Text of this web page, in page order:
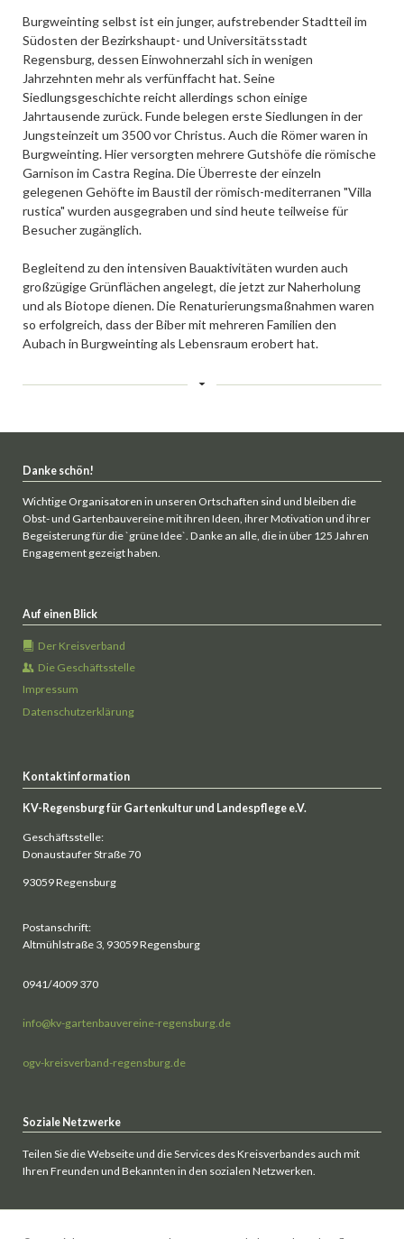
Burgweinting selbst ist ein junger, aufstrebender Stadtteil im
Südosten der Bezirkshaupt- und Universitätsstadt
Regensburg, dessen Einwohnerzahl sich in wenigen
Jahrzehnten mehr als verfünffacht hat. Seine
Siedlungsgeschichte reicht allerdings schon einige
Jahrtausende zurück. Funde belegen erste Siedlungen in der
Jungsteinzeit um 3500 vor Christus. Auch die Römer waren in
Burgweinting. Hier versorgten mehrere Gutshöfe die römische
Garnison im Castra Regina. Die Überreste der einzeln
gelegenen Gehöfte im Baustil der römisch-mediterranen "Villa
rustica" wurden ausgegraben und sind heute teilweise für
Besucher zugänglich.
Begleitend zu den intensiven Bauaktivitäten wurden auch
großzügige Grünflächen angelegt, die jetzt zur Naherholung
und als Biotope dienen. Die Renaturierungsmaßnahmen waren
so erfolgreich, dass der Biber mit mehreren Familien den
Aubach in Burgweinting als Lebensraum erobert hat.
Danke schön!
Wichtige Organisatoren in unseren Ortschaften sind und bleiben die
Obst- und Gartenbauvereine mit ihren Ideen, ihrer Motivation und ihrer
Begeisterung für die `grüne Idee`. Danke an alle, die in über 125 Jahren
Engagement gezeigt haben.
Auf einen Blick
Der Kreisverband
Die Geschäftsstelle
Impressum
Datenschutzerklärung
Kontaktinformation
KV-Regensburg für Gartenkultur und Landespflege e.V.
Geschäftsstelle:
Donaustaufer Straße 70
93059 Regensburg
Postanschrift:
Altmühlstraße 3, 93059 Regensburg
0941/4009 370
info@kv-gartenbauvereine-regensburg.de
ogv-kreisverband-regensburg.de
Soziale Netzwerke
Teilen Sie die Webseite und die Services des Kreisverbandes auch mit
Ihren Freunden und Bekannten in den sozialen Netzwerken.